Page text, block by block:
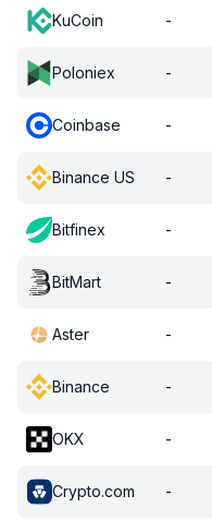
KuCoin -
Poloniex -
Coinbase -
Binance US -
Bitfinex -
BitMart -
Aster -
Binance -
OKX -
Crypto.com -